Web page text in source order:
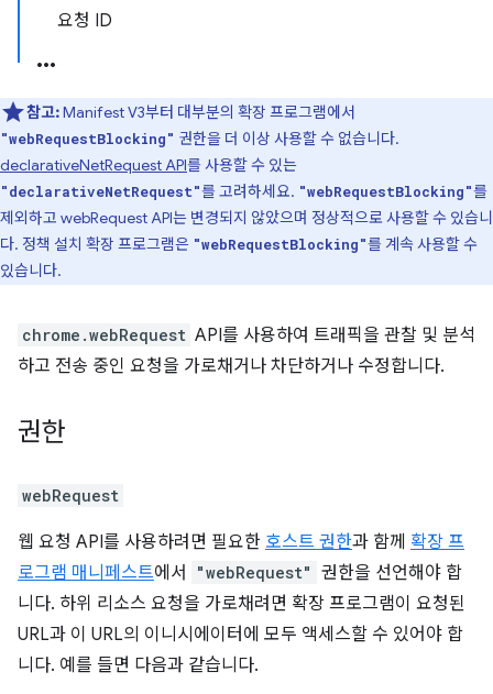
요청 ID
참고:Manifest V3부터 대부분의 확장 프로그램에서
"webRequestBlocking" 권한을 더 이상 사용할 수 없습니다.
declarativeNetRequest API를 사용할 수 있는
"declarativeNetRequest"를 고려하세요. "webRequestBlocking"를
제외하고 webRequest API는 변경되지 않았으며 정상적으로 사용할 수 있습니
다. 정책 설치 확장 프로그램은 "webRequestBlocking"를 계속 사용할 수
있습니다.
chrome.webRequest API를 사용하여 트래픽을 관찰 및 분석
하고 전송 중인 요청을 가로채거나 차단하거나 수정합니다.
권한
webRequest
웹 요청 API를 사용하려면 필요한 호스트 권한과 함께 확장 프
로그램 매니페스트에서 "webRequest" 권한을 선언해야 합
니다. 하위 리소스 요청을 가로채려면 확장 프로그램이 요청된
URL과 이 URL의 이니시에이터에 모두 액세스할 수 있어야 합
니다. 예를 들면 다음과 같습니다.